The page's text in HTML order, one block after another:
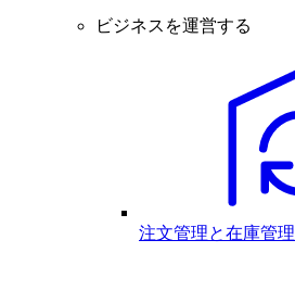
ビジネスを運営する
注文管理と在庫管理